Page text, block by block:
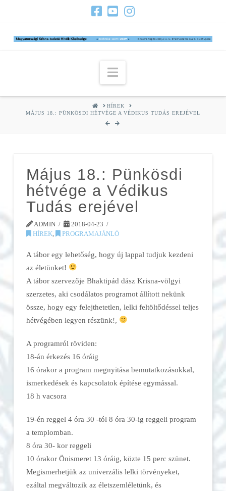
Navigation
HOMEHÍREK
MÁJUS 18.: PÜNKÖSDI HÉTVÉGE A VÉDIKUS TUDÁS EREJÉVEL
Május 18.: Pünkösdi
hétvége a Védikus
Tudás erejével
ADMIN
2018-04-23
HÍREK, PROGRAMAJÁNLÓ
A tábor egy lehetőség, hogy új lappal tudjuk kezdeni
az életünket!
A tábor szervezője Bhaktipád dász Krisna-völgyi
szerzetes, aki csodálatos programot állított nekünk
össze, hogy egy felejthetetlen, lelki feltöltődéssel teljes
hétvégében legyen részünk!,
A programról röviden:
18-án érkezés 16 óráig
16 órakor a program megnyitása bemutatkozásokkal,
ismerkedések és kapcsolatok építése egymással.
18 h vacsora
19-én reggel 4 óra 30 -tól 8 óra 30-ig reggeli program
a templomban.
8 óra 30- kor reggeli
10 órakor Önismeret 13 óráig, közte 15 perc szünet.
Megismerhetjük az univerzális lelki törvényeket,
ezáltal megváltozik az életszemléletünk, és